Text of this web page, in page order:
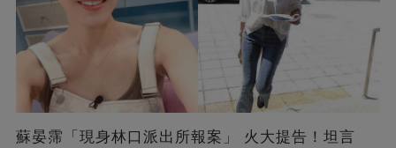
蘇晏霈「現身林口派出所報案」 火大提告！坦言